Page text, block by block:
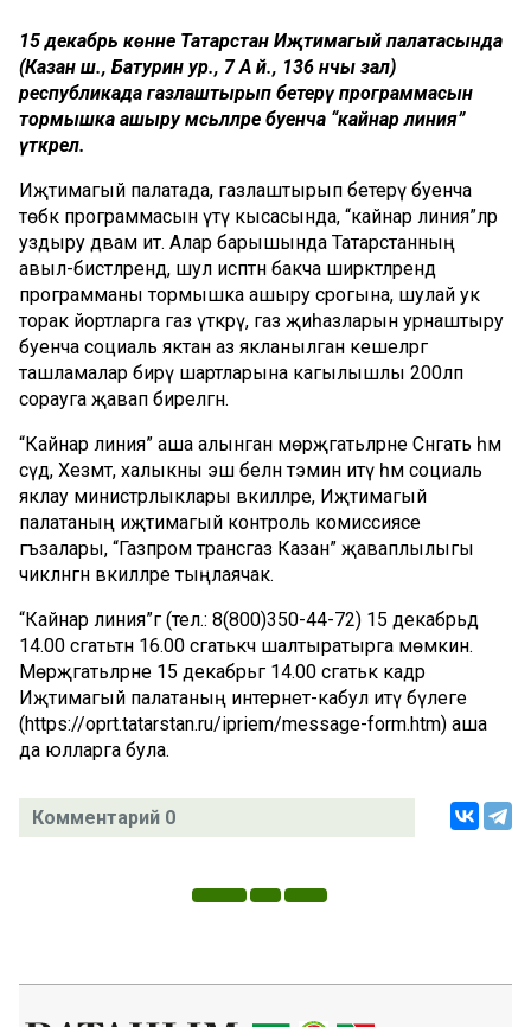
15 декабрь көнне Татарстан Иҗтимагый палатасында
(Казан ш., Батурин ур., 7 А й., 136 нчы зал)
республикада газлаштырып бетерү программасын
тормышка ашыру мәсьәләләре буенча “кайнар линия”
үткәрелә.
Иҗтимагый палатада, газлаштырып бетерү буенча
төбәк программасын үтәү кысасында, “кайнар линия”ләр
уздыру дәвам итә. Алар барышында Татарстанның
авыл-бистәләрендә, шул исәптән бакча ширкәтләрендә
программаны тормышка ашыру срогына, шулай ук
торак йортларга газ үткәрү, газ җиһазларын урнаштыру
буенча социаль яктан аз якланылган кешеләргә
ташламалар бирү шартларына кагылышлы 200ләп
сорауга җавап бирелгән.
“Кайнар линия” аша алынган мөрәҗәгатьләрне Сәнәгать һәм
сәүдә, Хезмәт, халыкны эш белән тәэмин итү һәм социаль
яклау министрлыклары вәкилләре, Иҗтимагый
палатаның иҗтимагый контроль комиссиясе
әгъзалары, “Газпром трансгаз Казан” җаваплылыгы
чикләнгән вәкилләре тыңлаячак.
“Кайнар линия”гә (тел.: 8(800)350-44-72) 15 декабрьдә
14.00 сәгатьтән 16.00 сәгатькәчә шалтыратырга мөмкин.
Мөрәҗәгатьләрне 15 декабрьгә 14.00 сәгатькә кадәр
Иҗтимагый палатаның интернет-кабул итү бүлеге
(https://oprt.tatarstan.ru/ipriem/message-form.htm) аша
да юлларга була.
Комментарий 0